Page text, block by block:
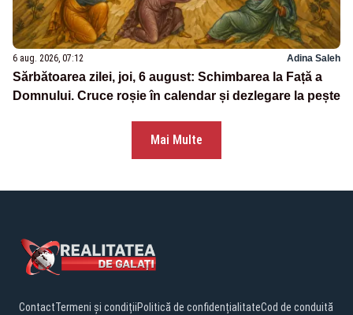
6 aug. 2026, 07:12 Adina Saleh
Sărbătoarea zilei, joi, 6 august: Schimbarea la Față a
Domnului. Cruce roșie în calendar și dezlegare la pește
Mai Multe
ContactTermeni și condițiiPolitică de confidențialitateCod de conduită